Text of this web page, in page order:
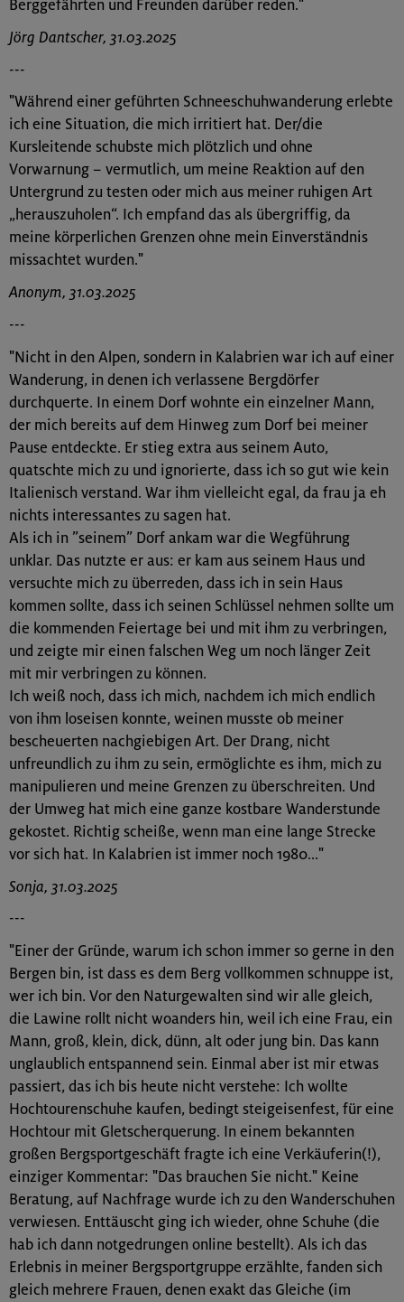
Berggefährten und Freunden darüber reden."
Jörg Dantscher, 31.03.2025
---
"Während einer geführten Schneeschuhwanderung erlebte
ich eine Situation, die mich irritiert hat. Der/die
Kursleitende schubste mich plötzlich und ohne
Vorwarnung – vermutlich, um meine Reaktion auf den
Untergrund zu testen oder mich aus meiner ruhigen Art
„herauszuholen“. Ich empfand das als übergriffig, da
meine körperlichen Grenzen ohne mein Einverständnis
missachtet wurden."
Anonym, 31.03.2025
---
"Nicht in den Alpen, sondern in Kalabrien war ich auf einer
Wanderung, in denen ich verlassene Bergdörfer
durchquerte. In einem Dorf wohnte ein einzelner Mann,
der mich bereits auf dem Hinweg zum Dorf bei meiner
Pause entdeckte. Er stieg extra aus seinem Auto,
quatschte mich zu und ignorierte, dass ich so gut wie kein
Italienisch verstand. War ihm vielleicht egal, da frau ja eh
nichts interessantes zu sagen hat.
Als ich in ”seinem” Dorf ankam war die Wegführung
unklar. Das nutzte er aus: er kam aus seinem Haus und
versuchte mich zu überreden, dass ich in sein Haus
kommen sollte, dass ich seinen Schlüssel nehmen sollte um
die kommenden Feiertage bei und mit ihm zu verbringen,
und zeigte mir einen falschen Weg um noch länger Zeit
mit mir verbringen zu können.
Ich weiß noch, dass ich mich, nachdem ich mich endlich
von ihm loseisen konnte, weinen musste ob meiner
bescheuerten nachgiebigen Art. Der Drang, nicht
unfreundlich zu ihm zu sein, ermöglichte es ihm, mich zu
manipulieren und meine Grenzen zu überschreiten. Und
der Umweg hat mich eine ganze kostbare Wanderstunde
gekostet. Richtig scheiße, wenn man eine lange Strecke
vor sich hat. In Kalabrien ist immer noch 1980..."
Sonja, 31.03.2025
---
"Einer der Gründe, warum ich schon immer so gerne in den
Bergen bin, ist dass es dem Berg vollkommen schnuppe ist,
wer ich bin. Vor den Naturgewalten sind wir alle gleich,
die Lawine rollt nicht woanders hin, weil ich eine Frau, ein
Mann, groß, klein, dick, dünn, alt oder jung bin. Das kann
unglaublich entspannend sein. Einmal aber ist mir etwas
passiert, das ich bis heute nicht verstehe: Ich wollte
Hochtourenschuhe kaufen, bedingt steigeisenfest, für eine
Hochtour mit Gletscherquerung. In einem bekannten
großen Bergsportgeschäft fragte ich eine Verkäuferin(!),
einziger Kommentar: "Das brauchen Sie nicht." Keine
Beratung, auf Nachfrage wurde ich zu den Wanderschuhen
verwiesen. Enttäuscht ging ich wieder, ohne Schuhe (die
hab ich dann notgedrungen online bestellt). Als ich das
Erlebnis in meiner Bergsportgruppe erzählte, fanden sich
gleich mehrere Frauen, denen exakt das Gleiche (im